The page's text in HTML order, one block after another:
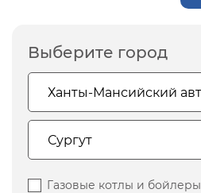
Выберите город
Газовые котлы и бойлеры